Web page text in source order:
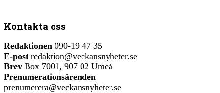
Kontakta oss
Redaktionen 090-19 47 35
E-post redaktion@veckansnyheter.se
Brev Box 7001, 907 02 Umeå
Prenumerationsärenden
prenumerera@veckansnyheter.se